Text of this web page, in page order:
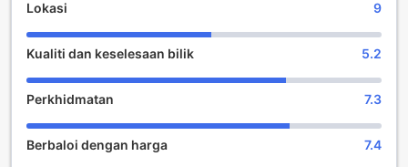
pengemasan harian dan perkhidmatan bilik 24 jam
membolehkan anda memanfaatkan sepenuhnya bilik anda.
Sila ambil perhatian bahawa merokok tidak dibenarkan di
dalam kawasan hotel untuk membolehkan udara yang lebih
kawasan merokok khas yang disediakan oleh hotel. Semua
bilik di Alexandra Hotel direka dan dihias untuk
Lokasi 9
Kualiti dan keselesaan bilik 5.2
Perkhidmatan 7.3
Berbaloi dengan harga 7.4